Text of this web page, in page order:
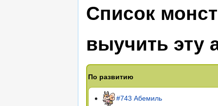
Список
выучить эту
По развитию
#743 Абемиль